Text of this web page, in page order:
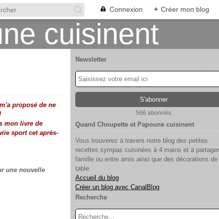
Connexion + Créer mon blog
proposé de ne
mon livre de
sport cet après-
une nouvelle
Newsletter
566 abonnés
Quand Choupette et Papoune cuisinent
Vous trouverez à travers notre blog des petites
recettes sympas cuisinées à 4 mains et à
famille ou entre amis ainsi que des décorations de
table.
Accueil du blog
Créer un blog avec CanalBlog
Recherche